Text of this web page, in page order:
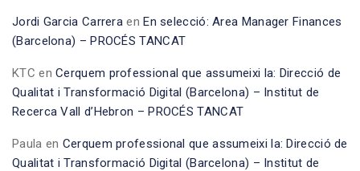
Jordi Garcia Carrera enEn selecció: Area Manager Finances
(Barcelona) – PROCÉS TANCAT
KTC enCerquem professional que assumeixi la: Direcció de
Qualitat i Transformació Digital (Barcelona) – Institut de
Recerca Vall d’Hebron – PROCÉS TANCAT
Paula en Cerquem professional que assumeixi la: Direcció de
Qualitat i Transformació Digital (Barcelona) – Institut de